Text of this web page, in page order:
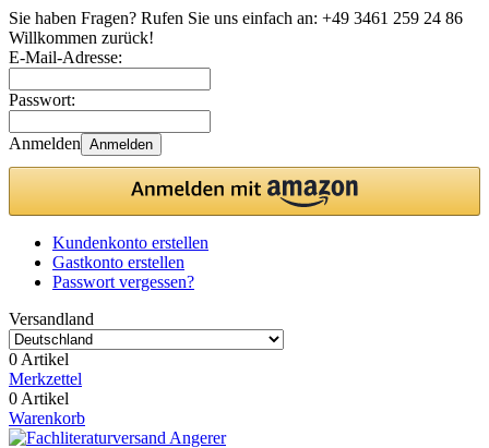
Sie haben Fragen? Rufen Sie uns einfach an: +49 3461 259 24 86
Willkommen zurück!
E-Mail-Adresse:
Passwort:
Anmelden Anmelden
Kundenkonto erstellen
Gastkonto erstellen
Passwort vergessen?
Versandland
0 Artikel
Merkzettel
0 Artikel
Warenkorb